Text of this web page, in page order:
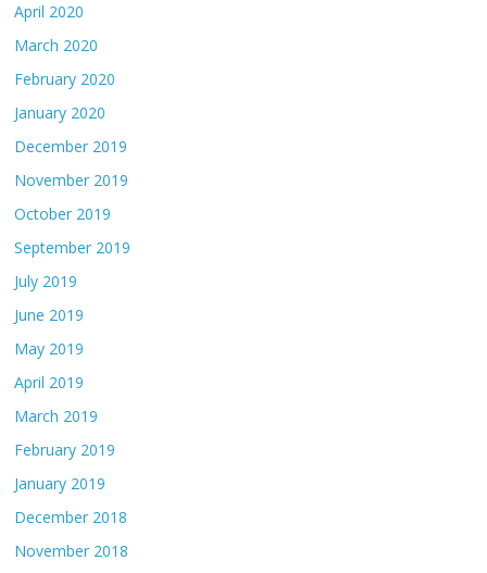
April 2020
March 2020
February 2020
January 2020
December 2019
November 2019
October 2019
September 2019
July 2019
June 2019
May 2019
April 2019
March 2019
February 2019
January 2019
December 2018
November 2018